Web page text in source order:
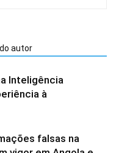
autor
Inteligência
à
falsas na